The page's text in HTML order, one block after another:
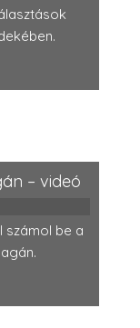
– videó
számol be a